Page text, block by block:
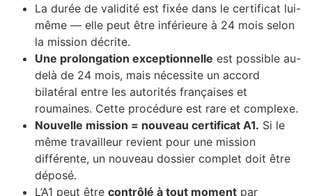
La durée de validité est fixée dans le certificat lui-
même — elle peut être inférieure à 24 mois selon
la mission décrite.
Une prolongation exceptionnelle est possible au-
delà de 24 mois, mais nécessite un accord
bilatéral entre les autorités françaises et
roumaines. Cette procédure est rare et complexe.
Nouvelle mission = nouveau certificat A1. Si le
même travailleur revient pour une mission
différente, un nouveau dossier complet doit être
déposé.
L’A1 peut être contrôlé à tout moment par